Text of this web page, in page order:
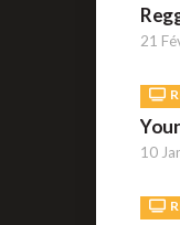
21
10